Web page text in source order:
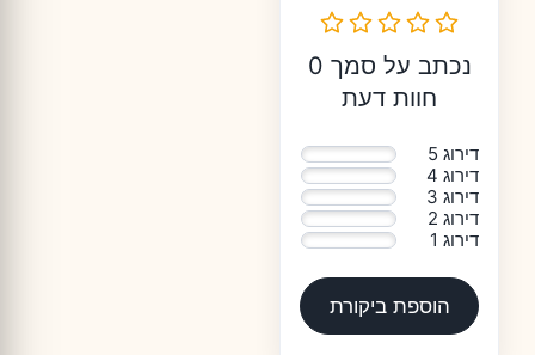
נכתב על סמך 0
חוות דעת
דירוג 5
דירוג 4
דירוג 3
דירוג 2
דירוג 1
הוספת ביקורת